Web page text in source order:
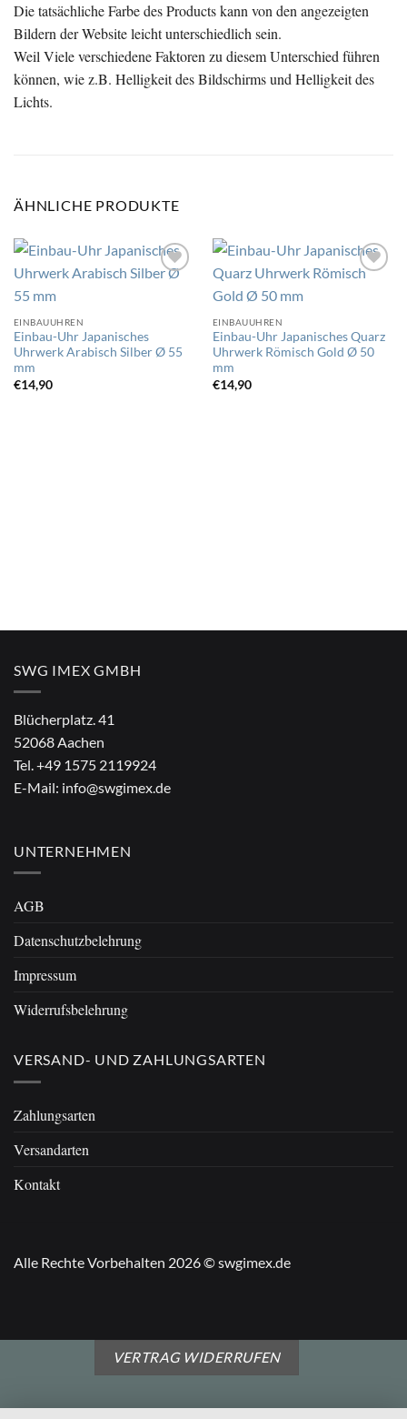
Die tatsächliche Farbe des Products kann von den angezeigten
Bildern der Website leicht unterschiedlich sein.
Weil Viele verschiedene Faktoren zu diesem Unterschied führen
können, wie z.B. Helligkeit des Bildschirms und Helligkeit des
Lichts.
ÄHNLICHE PRODUKTE
EINBAUUHREN
Einbau-Uhr Japanisches
Uhrwerk Arabisch Silber Ø 55
mm
€14,90
EINBAUUHREN
Einbau-Uhr Japanisches Quarz
Uhrwerk Römisch Gold Ø 50
mm
€14,90
SWG IMEX GMBH
Blücherplatz. 41
52068 Aachen
Tel.+49 1575 2119924
E-Mail: info@swgimex.de
UNTERNEHMEN
AGB
Datenschutzbelehrung
Impressum
Widerrufsbelehrung
VERSAND- UND ZAHLUNGSARTEN
Zahlungsarten
Versandarten
Kontakt
Alle Rechte Vorbehalten 2026 © swgimex.de
VERTRAG WIDERRUFEN